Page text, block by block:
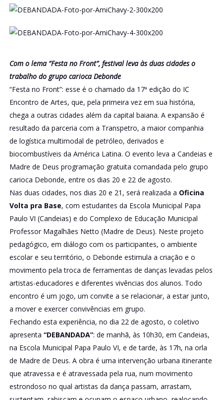
Com o lema “Festa no Front”, festival leva às duas cidades o
trabalho do grupo carioca Debonde
“Festa no Front”: esse é o chamado da 17ª edição do IC
Encontro de Artes, que, pela primeira vez em sua história,
chega a outras cidades além da capital baiana. A expansão é
resultado da parceria com a Transpetro, a maior companhia
de logística multimodal de petróleo, derivados e
biocombustíveis da América Latina. O evento leva a Candeias e
Madre de Deus programação gratuita comandada pelo grupo
carioca Debonde, entre os dias 20 e 22 de agosto.
Nas duas cidades, nos dias 20 e 21, será realizada a Oficina
Volta pra Base, com estudantes da Escola Municipal Papa
Paulo VI (Candeias) e do Complexo de Educação Municipal
Professor Magalhães Netto (Madre de Deus). Neste projeto
pedagógico, em diálogo com os participantes, o ambiente
escolar e seu território, o Debonde estimula a criação e o
movimento pela troca de ferramentas de danças levadas pelos
artistas-educadores e diferentes vivências dos alunos. Todo
encontro é um jogo, um convite a se relacionar, a estar junto,
a mover e exercer convivências em grupo.
Fechando esta experiência, no dia 22 de agosto, o coletivo
apresenta “DEBANDADA”: de manhã, às 10h30, em Candeias,
na Escola Municipal Papa Paulo VI, e de tarde, às 17h, na orla
de Madre de Deus. A obra é uma intervenção urbana itinerante
que atravessa e é atravessada pela rua, num movimento
estrondoso no qual artistas da dança passam, arrastam,